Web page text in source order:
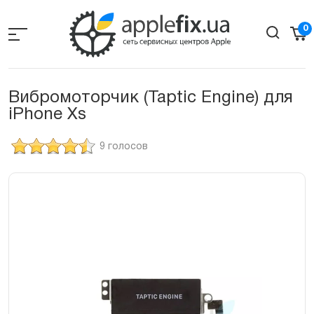
the
0
Вибромоторчик (Taptic Engine) для
iPhone Xs
9 голосов